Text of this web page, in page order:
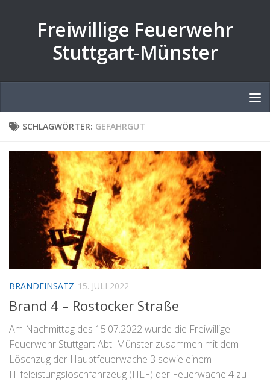
Freiwillige Feuerwehr
Stuttgart-Münster
SCHLAGWÖRTER: GEFAHRGUT
BRANDEINSATZ 15. JULI 2022
Brand 4 – Rostocker Straße
Am Nachmittag des 15.07.2022 wurde die Freiwillige
Feuerwehr Stuttgart Abt. Münster zusammen mit dem
Löschzug der Hauptfeuerwache 3 sowie einem
Hilfeleistungslöschfahrzeug (HLF) der Feuerwache 4 zu